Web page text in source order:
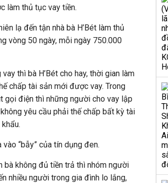
làm thủ tục vay tiền.
lạ đến tận nhà bà H’Bét làm thủ
vòng 50 ngày, mỗi ngày 750.000
thì bà H’Bét cho hay, thời gian làm
chấp tài sản mới được vay. Trong
gọi điện thì những người cho vay lập
yêu cầu phải thế chấp bất kỳ tài
“bẫy” của tín dụng đen.
bà không đủ tiền trả thì nhóm người
nhiều người trong gia đình lo lắng,